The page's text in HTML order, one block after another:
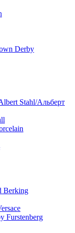
Derby
Stahl/Альбеpт
Berking
Furstenberg